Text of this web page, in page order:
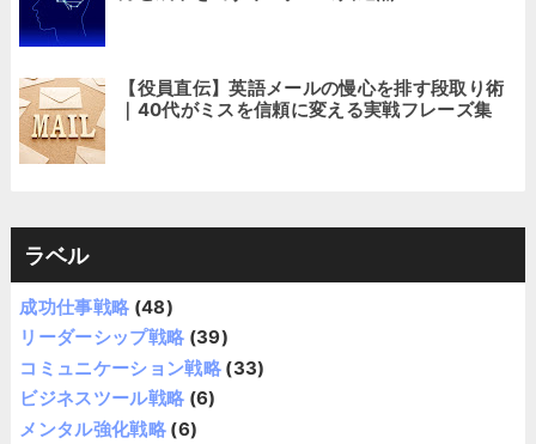
【役員直伝】英語メールの慢心を排す段取り術
｜40代がミスを信頼に変える実戦フレーズ集
ラベル
成功仕事戦略 (48)
リーダーシップ戦略 (39)
コミュニケーション戦略 (33)
ビジネスツール戦略 (6)
メンタル強化戦略 (6)